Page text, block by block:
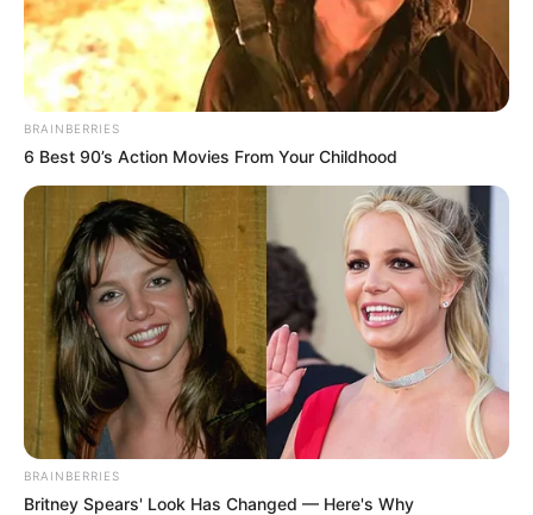
คนดวงดีที่สุดในปี 2020 อันดับที่ 1 : ผู้ที่เกิดในวันที่ 3
เมษายน
คุณเป็นคนที่โชคดี๊โชคดีที่สุดแห่งปี จะหยิบจะจับอะไรก็
ประสบความสำเร็จไปเสียหมดทุกสิ่งอย่าง ความ
กระตือรือร้นของคุณจะช่วยเสริมดวงที่ดีอยู่แล้วให้ดียิ่งๆ ขึ้น
ไปอีก ขอเพียงคุณขยันขันแข็ง นำแรงบันดาลใจและไอเดีย
ดีๆ มาต่อยอดและลงมือทำ เพียงเท่านั้นความสำเร็จก็รอ
อยู่ไม่ไกล อย่ามัวแต่คิดลงมือทำซะนี่คือคำเตือน
ทุกอย่างกำลังเป็นไปได้สวย ราบรื่น ดังนั้นถ้าคุณมุมานะใน
การทำอะไรใหม่ๆ ที่ท้าทายความสามารถคุณเสียหน่อย โชค
ชะตาจะส่งเสริมคุณเอง และคุณจะได้พบพันธมิตรและ
เหตุการณ์ดีๆ
ด้านความรัก คุณอาจจะได้พบกับเพศตรงข้ามที่ทำให้คุณ
รู้สึกตื่นเต้นอย่างที่ไม่เคยรู้สึกมาก่อน
BRAINBERRIES
6 Best 90’s Action Movies From Your Childhood
BRAINBERRIES
Britney Spears' Look Has Changed — Here's Why